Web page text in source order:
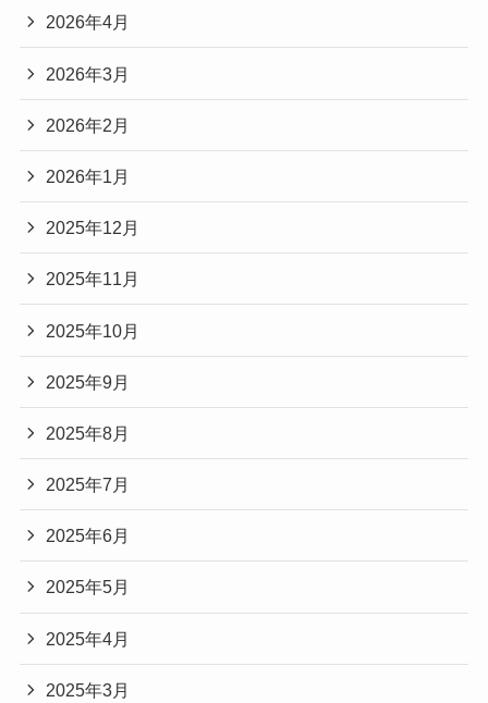
2026年4月
2026年3月
2026年2月
2026年1月
2025年12月
2025年11月
2025年10月
2025年9月
2025年8月
2025年7月
2025年6月
2025年5月
2025年4月
2025年3月